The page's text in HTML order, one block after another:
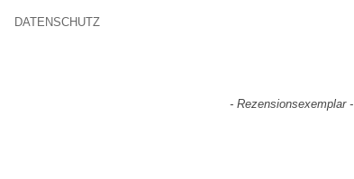
DATENSCHUTZ
- Rezensionsexemplar -